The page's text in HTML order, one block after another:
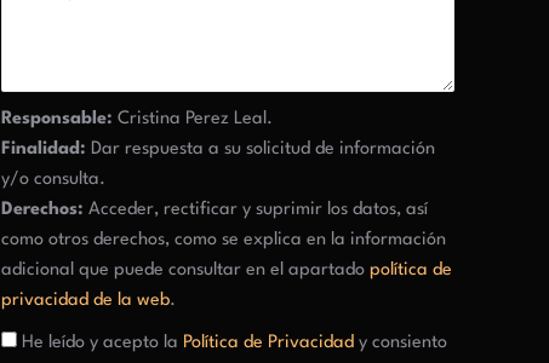
Responsable: Cristina Perez Leal.
Finalidad: Dar respuesta a su solicitud de información
y/o consulta.
Derechos: Acceder, rectificar y suprimir los datos, así
como otros derechos, como se explica en la información
adicional que puede consultar en el apartadopolítica de
privacidad de la web.
He leído y acepto la Política de Privacidad y consiento